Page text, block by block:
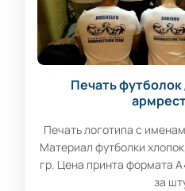
Печать
Печать логотипа с
Материал футболки
гр. Цена принта формата
за